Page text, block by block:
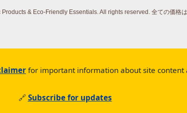
& Eco-Friendly Essentials. All rights reserved. 全ての価格
for important information about site content
🔗 Subscribe for updates